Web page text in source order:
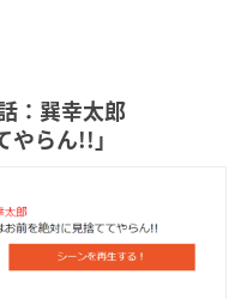
：巽幸太郎
やらん!!」